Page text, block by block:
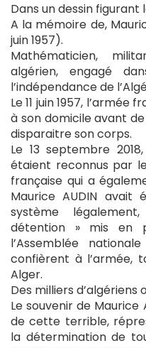
Dans un dessin figurant
A la mémoire de,
juin 1957).
Mathématicien,
algérien, engagé
l’indépendance de
Le 11 juin 1957,
à son domicile avant
disparaitre son corps.
Le 13 septembre
étaient reconnus par
française qui a
Maurice AUDIN avait
système
détention » mis en
l’Assemblée
confièrent à l’armée,
Alger.
Des milliers
Le souvenir de
de cette terrible,
la détermination de